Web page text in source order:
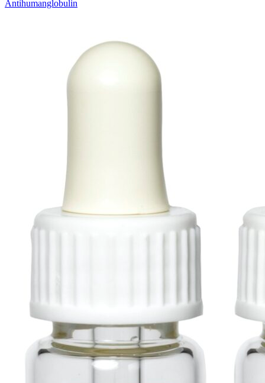
Antihumanglobulin